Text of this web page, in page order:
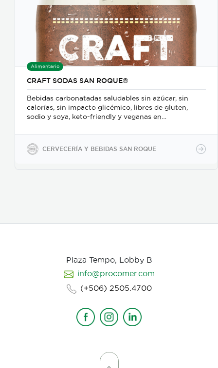
Alimentario
CRAFT SODAS SAN ROQUE®
Bebidas carbonatadas saludables sin azúcar, sin
calorías, sin impacto glicémico, libres de gluten,
sodio y soya, keto-friendly y veganas en
en PET.
CERVECERÍA Y BEBIDAS SAN ROQUE
Plaza Tempo, Lobby B
info@procomer.com
(+506) 2505.4700